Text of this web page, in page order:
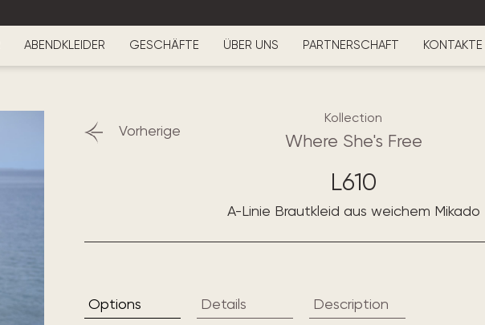
ABENDKLEIDER GESCHÄFTE ÜBER UNS PARTNERSCHAFT KONTAKTE
Vorherige
Kollection
Where She's Free
L610
A-Linie Brautkleid aus weichem Mikado
Options Details Description